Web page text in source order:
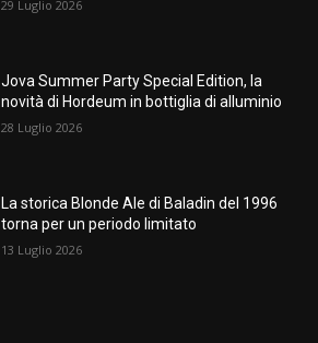
29 Luglio 2026
Jova Summer Party Special Edition, la
novità di Hordeum in bottiglia di alluminio
28 Luglio 2026
La storica Blonde Ale di Baladin del 1996
torna per un periodo limitato
13 Luglio 2026